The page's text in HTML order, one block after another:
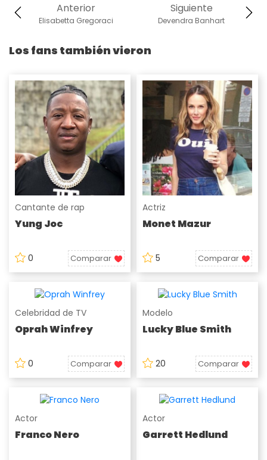
Siguiente
Devendra Banhart
Anterior
Elisabetta Gregoraci
Los fans también vieron
Cantante de rap
Yung Joc
0 Comparar
Actriz
Monet Mazur
5 Comparar
Celebridad de TV
Oprah Winfrey
0 Comparar
Modelo
Lucky Blue Smith
20 Comparar
Actor
Franco Nero
Actor
Garrett Hedlund